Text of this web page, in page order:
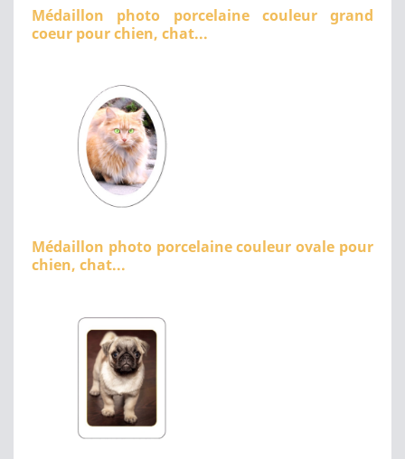
Médaillon photo porcelaine couleur grand
coeur pour chien, chat...
Médaillon photo porcelaine couleur ovale pour
chien, chat...